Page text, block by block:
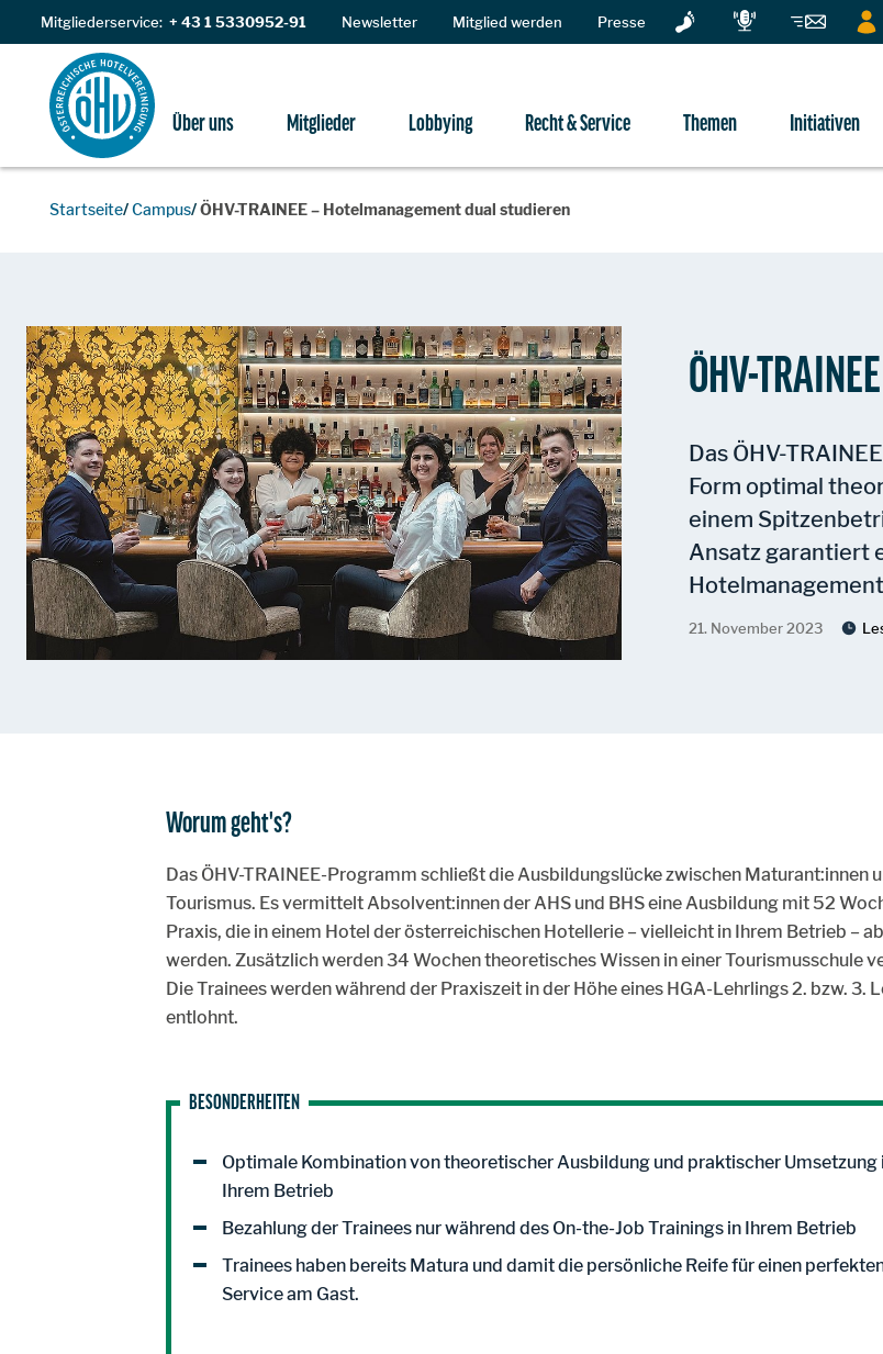
Zum Inhalt
Mitgliederservice: + 43 1 5330952-91 Newsletter Mitglied werden Presse
Über uns Mitglieder Lobbying Recht & Service Themen Initiativen
Startseite Campus ÖHV-TRAINEE – Hotelmanagement dual studieren
ÖHV-
Das ÖHV-
Form optimal
einem
Ansatz garantiert
21. November 2023
Worum geht's?
Das ÖHV-TRAINEE-Programm schließt die Ausbildungslücke zwischen Maturant:innen
Tourismus. Es vermittelt Absolvent:innen der AHS und BHS eine Ausbildung mit 52
Praxis, die in einem Hotel der österreichischen Hotellerie – vielleicht in Ihrem Betrieb –
werden. Zusätzlich werden 34 Wochen theoretisches Wissen in einer Tourismusschule
Die Trainees werden während der Praxiszeit in der Höhe eines HGA-Lehrlings 2. bzw. 3.
entlohnt.
BESONDERHEITEN
Optimale Kombination von theoretischer Ausbildung und praktischer Umsetzung
Ihrem Betrieb
Bezahlung der Trainees nur während des On-the-Job Trainings in Ihrem Betrieb
Trainees haben bereits Matura und damit die persönliche Reife für einen
Service am Gast.